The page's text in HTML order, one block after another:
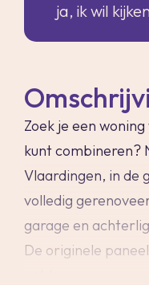
ja, ik wil
Zoek je een
kunt combineren?
Vlaardingen, in de
volledig
garage en
De originele